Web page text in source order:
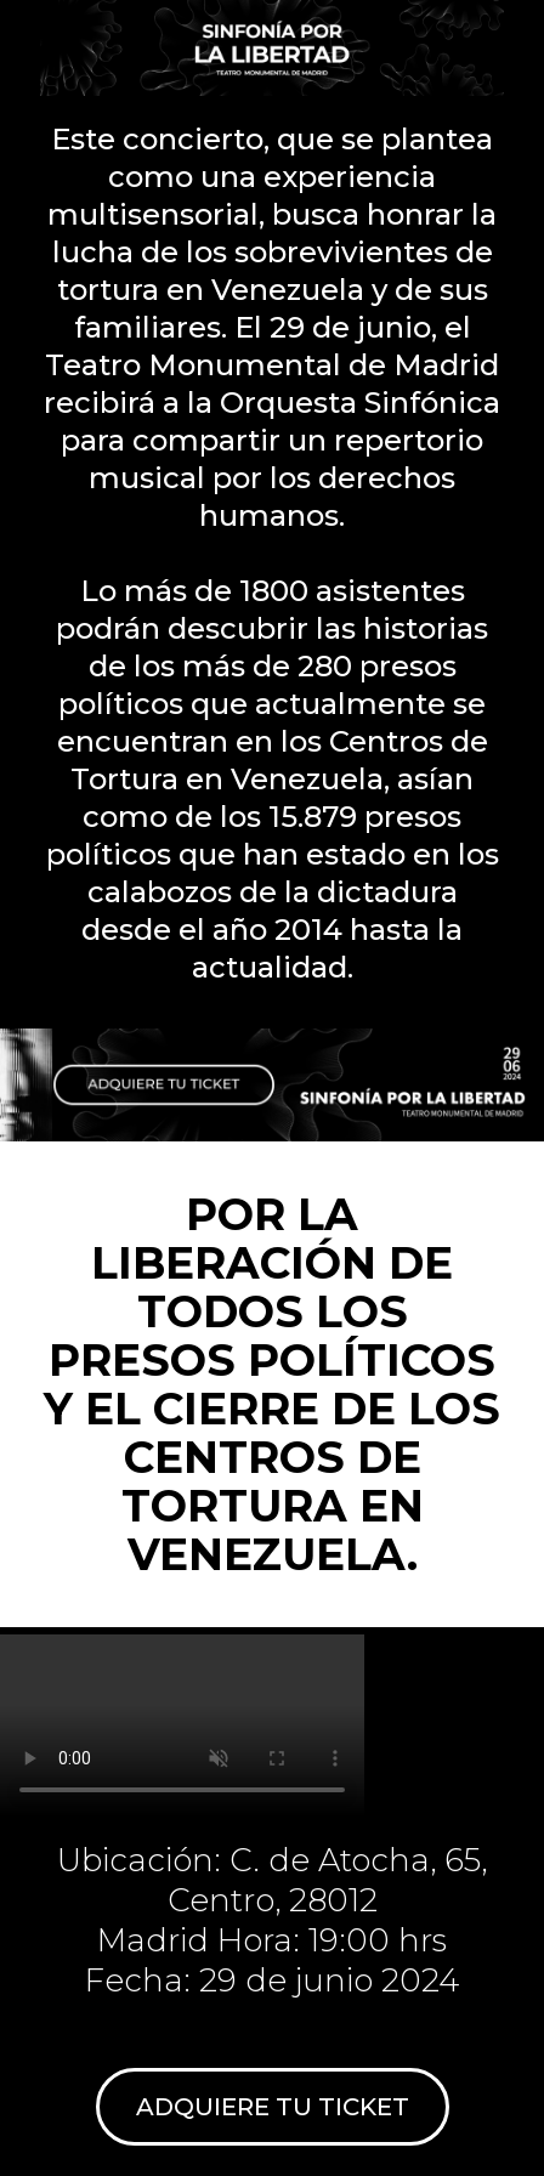
Este concierto, que se plantea
como una experiencia
multisensorial, busca honrar la
lucha de los sobrevivientes de
tortura en Venezuela y de sus
familiares. El 29 de junio, el
Teatro Monumental de Madrid
recibirá a la Orquesta Sinfónica
para compartir un repertorio
musical por los derechos
humanos.
Lo más de 1800 asistentes
podrán descubrir las historias
de los más de 280 presos
políticos que actualmente se
encuentran en los Centros de
Tortura en Venezuela, asían
como de los 15.879 presos
políticos que han estado en los
calabozos de la dictadura
desde el año 2014 hasta la
actualidad.
POR LA
LIBERACIÓN DE
TODOS LOS
PRESOS POLÍTICOS
Y EL CIERRE DE LOS
CENTROS DE
TORTURA EN
VENEZUELA.
Ubicación: C. de Atocha, 65,
Centro, 28012
Madrid Hora: 19:00 hrs
Fecha: 29 de junio 2024
ADQUIERE TU TICKET